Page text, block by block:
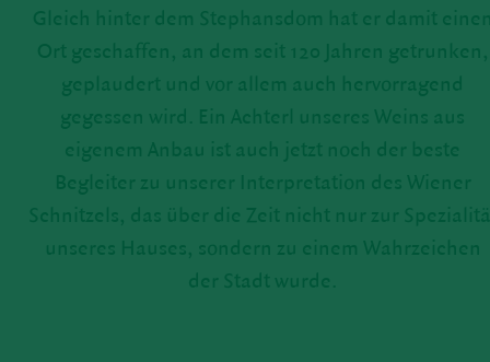
Gleich hinter dem Stephansdom hat er damit
Ort geschaffen, an dem seit 120 Jahren getrunken,
geplau­dert und vor allem auch hervor­ra­gend
gegessen wird. Ein Achterl unseres Weins aus
eigenem Anbau ist auch jetzt noch der beste
Begleiter zu unserer Inter­pre­ta­tion des Wiener
Schnit­zels, das über die Zeit nicht nur zur
unseres Hauses, sondern zu einem Wahr­zei­chen
der Stadt wurde.